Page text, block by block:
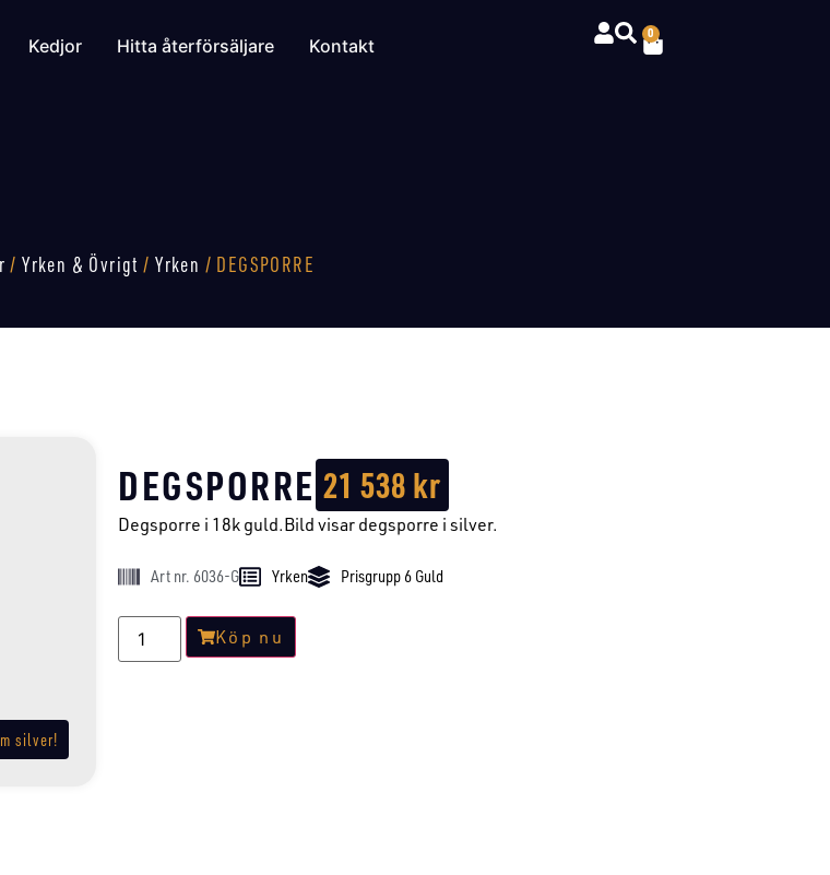
Kedjor Hitta återförsäljare Kontakt
0
/Yrken & Övrigt /Yrken / DEGSPORRE
silver!
DEGSPORRE 21 538kr
Degsporre i 18k guld.Bild visar degsporre i silver.
Art nr. 6036-G Yrken Prisgrupp 6 Guld
Köp nu